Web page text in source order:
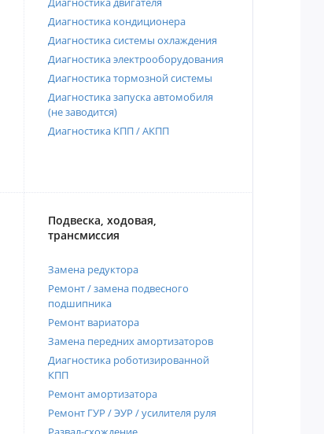
Диагностика кондиционера
Диагностика системы охлаждения
Диагностика электрооборудования
Диагностика тормозной системы
Диагностика запуска автомобиля
(не заводится)
Диагностика КПП / АКПП
Подвеска, ходовая,
трансмиссия
Замена редуктора
Ремонт / замена подвесного
подшипника
Ремонт вариатора
Замена передних амортизаторов
Диагностика роботизированной
КПП
Ремонт амортизатора
Ремонт ГУР / ЭУР / усилителя руля